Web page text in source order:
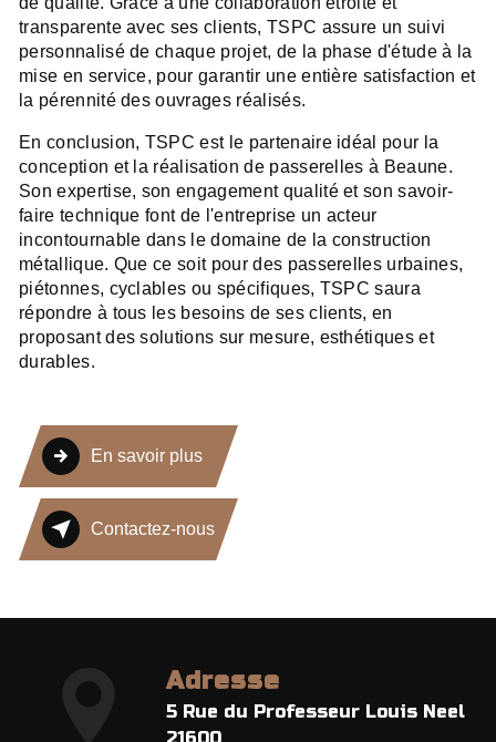
transparente avec ses clients, TSPC assure un suivi
personnalisé de chaque projet, de la phase d'étude à la
mise en service, pour garantir une entière satisfaction et
la pérennité des ouvrages réalisés.
En conclusion, TSPC est le partenaire idéal pour la
conception et la réalisation de passerelles à Beaune.
Son expertise, son engagement qualité et son savoir-
faire technique font de l'entreprise un acteur
incontournable dans le domaine de la construction
métallique. Que ce soit pour des passerelles urbaines,
piétonnes, cyclables ou spécifiques, TSPC saura
répondre à tous les besoins de ses clients, en
proposant des solutions sur mesure, esthétiques et
durables.
En savoir plus
Contactez-nous
Adresse
5 Rue du Professeur Louis Neel